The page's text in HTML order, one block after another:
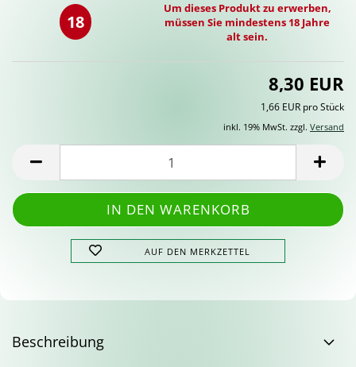
18
Um dieses Produkt zu erwerben,
müssen Sie mindestens 18 Jahre
alt sein.
8,30 EUR
1,66 EUR pro Stück
inkl. 19% MwSt. zzgl. Versand
AUF DEN MERKZETTEL
Beschreibung